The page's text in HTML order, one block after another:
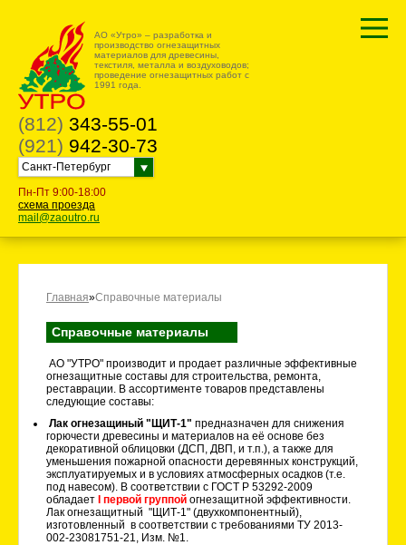
АО «Утро» – разработка и
производство огнезащитных
материалов для древесины,
текстиля, металла и воздуховодов;
проведение огнезащитных работ с
1991 года.
(812) 343-55-01
(921) 942-30-73
Санкт-Петербург
Пн-Пт 9:00-18:00
схема проезда
mail@zaoutro.ru
Главная»Справочные материалы
Справочные материалы
АО "УТРО" производит и продает различные эффективные
огнезащитные составы для строительства, ремонта,
реставрации. В ассортименте товаров представлены
следующие составы:
Лак огнезащиный "ЩИТ-1" предназначен для снижения
горючести древесины и материалов на её основе без
декоративной облицовки (ДСП, ДВП, и т.п.), а также для
уменьшения пожарной опасности деревянных конструкций,
эксплуатируемых и в условиях атмосферных осадков (т.е.
под навесом). В соответствии с ГОСТ Р 53292-2009
обладает
I первой группой огнезащитной эффективности.
Лак огнезащитный "ЩИТ-1" (двухкомпонентный),
изготовленный в соответствии с требованиями ТУ 2013-
002-23081751-21, Изм. №1.